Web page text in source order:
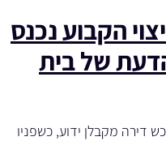
הקבוע נכנס
של בית
דירה מקבלן ידוע, כשפניו